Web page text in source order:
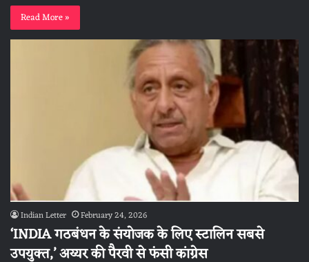
Read More »
Indian Letter February 24, 2026
‘INDIA गठबंधन के संयोजक के लिए स्टालिन सबसे
उपयुक्त,’ अय्यर की पैरवी से फंसी कांग्रेस